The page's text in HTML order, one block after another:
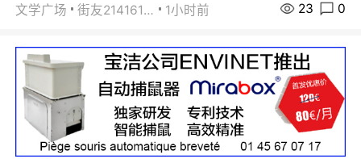
文学广场 街友21416156 1小时前 23 0